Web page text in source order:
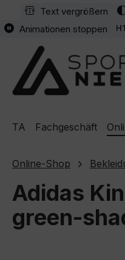
Hauptinhalt springen
Zur Suche springen
Zur Hauptnavigation
Text vergrößern
Animationen stoppen
TA Fachgeschäft
Online-Shop
Adidas
green-